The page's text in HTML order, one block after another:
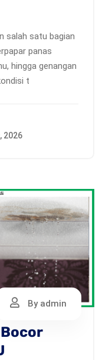
salah satu bagian
panas
hingga genangan
t
2026
By admin